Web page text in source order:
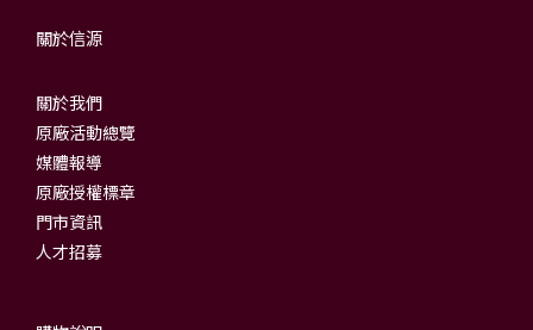
關於信源
關於我們
原廠活動總覽
媒體報導
原廠授權標章
門市資訊
人才招募